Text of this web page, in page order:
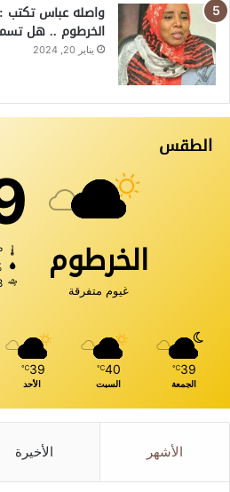
واصله عباس تكتب
الخرطوم .. هل
يناير 20, 2024
الطقس
الخرطوم
غيوم متفرقة
39
℃
الجمعة
40
℃
السبت
39
℃
الأحد
الأشهر الأخيرة